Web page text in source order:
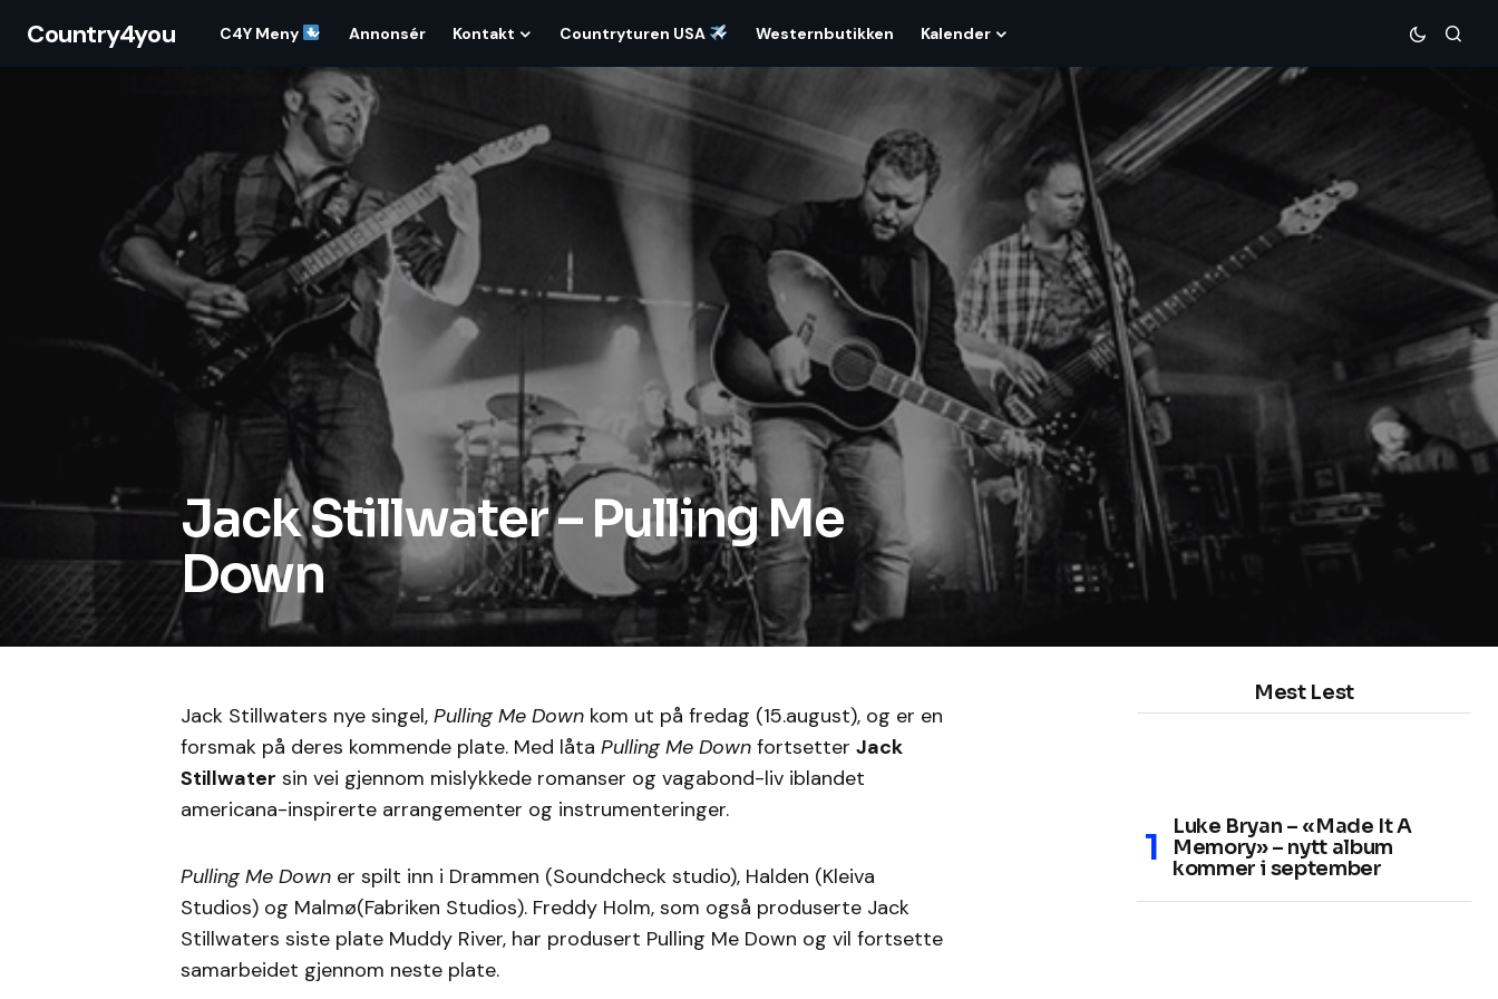
Country4you C4Y Meny Annonsér Kontakt Countryturen USA Westernbutikken Kalender
Jack Stillwater – Pulling Me
Down
Jack Stillwaters nye singel, Pulling Me Down kom ut på fredag (15.august), og er en
forsmak på deres kommende plate. Med låta Pulling Me Down fortsetter Jack
Stillwater sin vei gjennom mislykkede romanser og vagabond-liv iblandet
americana-inspirerte arrangementer og instrumenteringer.
Pulling Me Down er spilt inn i Drammen (Soundcheck studio), Halden (Kleiva
Studios) og Malmø(Fabriken Studios). Freddy Holm, som også produserte Jack
Stillwaters siste plate Muddy River, har produsert Pulling Me Down og vil fortsette
samarbeidet gjennom neste plate.
Mest Lest
Luke Bryan – «Made It A
Memory» – nytt album
kommer i september